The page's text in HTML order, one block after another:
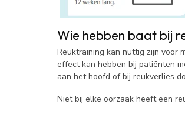
Wie hebben baat bij
Reuktraining kan nuttig zijn voor
effect kan hebben bij patiënten
aan het hoofd of bij reukverlies
Niet bij elke oorzaak heeft een